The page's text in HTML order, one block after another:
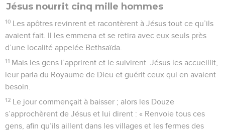
Jésus nourrit cinq mille hommes
10 Les apôtres revinrent et racontèrent à Jésus tout ce qu’ils
avaient fait. Il les emmena et se retira avec eux seuls près
d’une localité appelée Bethsaïda.
11 Mais les gens l’apprirent et le suivirent. Jésus les accueillit,
leur parla du Royaume de Dieu et guérit ceux qui en avaient
besoin.
12 Le jour commençait à baisser ; alors les Douze
s’approchèrent de Jésus et lui dirent : « Renvoie tous ces
gens, afin qu’ils aillent dans les villages et les fermes des